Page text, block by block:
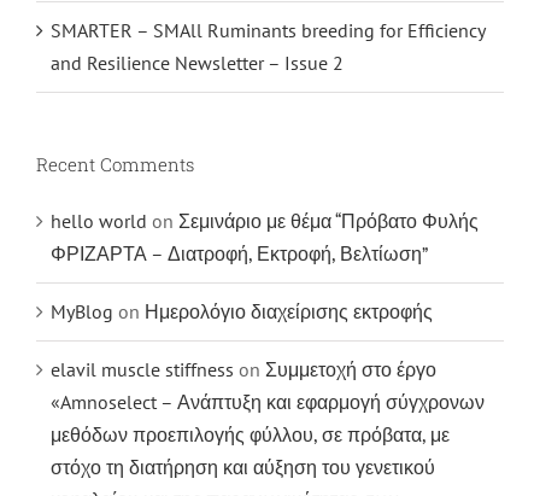
SMARTER – SMAll Ruminants breeding for Efficiency
and Resilience Newsletter – Issue 2
Recent Comments
hello world on Σεμινάριο με θέμα “Πρόβατο Φυλής
ΦΡΙΖΑΡΤΑ – Διατροφή, Εκτροφή, Βελτίωση”
MyBlog on Ημερολόγιο διαχείρισης εκτροφής
elavil muscle stiffness on Συμμετοχή στο έργο
«Amnoselect – Ανάπτυξη και εφαρμογή σύγχρονων
μεθόδων προεπιλογής φύλλου, σε πρόβατα, με
στόχο τη διατήρηση και αύξηση του γενετικού